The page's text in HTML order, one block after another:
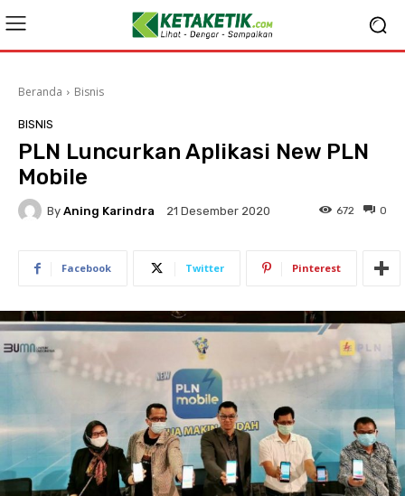
Beranda Bisnis
BISNIS
PLN Luncurkan Aplikasi New PLN
Mobile
By Aning Karindra 21 Desember 2020 0
672
Facebook Twitter Pinterest